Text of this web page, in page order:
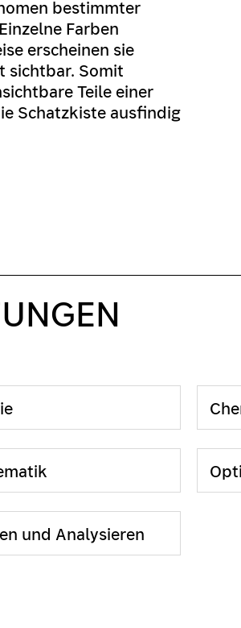
bestimmter
Farben
erscheinen sie
sichtbar. Somit
Teile einer
Schatzkiste ausfindig
und Analysieren